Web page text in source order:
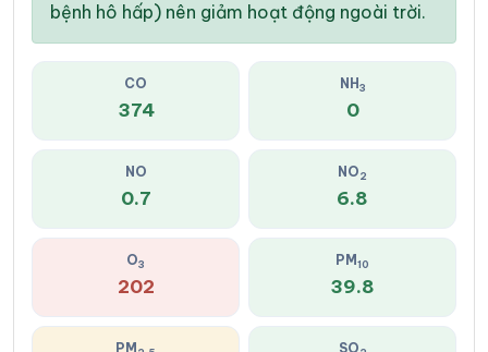
bệnh hô hấp) nên giảm hoạt động ngoài trời.
CO
374
NH 3
0
NO
0.7
NO2
6.8
O3
202
PM 10
39.8
PM SO